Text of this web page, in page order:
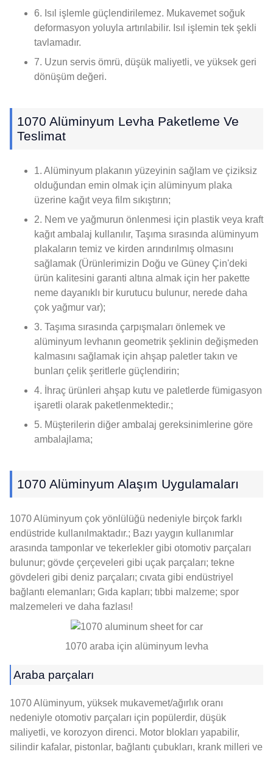
6. Isıl işlemle güçlendirilemez. Mukavemet soğuk
deformasyon yoluyla artırılabilir. Isıl işlemin tek şekli
tavlamadır.
7. Uzun servis ömrü, düşük maliyetli, ve yüksek geri
dönüşüm değeri.
1070 Alüminyum Levha Paketleme Ve
Teslimat
1. Alüminyum plakanın yüzeyinin sağlam ve çiziksiz
olduğundan emin olmak için alüminyum plaka
üzerine kağıt veya film sıkıştırın;
2. Nem ve yağmurun önlenmesi için plastik veya kraft
kağıt ambalaj kullanılır, Taşıma sırasında alüminyum
plakaların temiz ve kirden arındırılmış olmasını
sağlamak (Ürünlerimizin Doğu ve Güney Çin'deki
ürün kalitesini garanti altına almak için her pakette
neme dayanıklı bir kurutucu bulunur, nerede daha
çok yağmur var);
3. Taşıma sırasında çarpışmaları önlemek ve
alüminyum levhanın geometrik şeklinin değişmeden
kalmasını sağlamak için ahşap paletler takın ve
bunları çelik şeritlerle güçlendirin;
4. İhraç ürünleri ahşap kutu ve paletlerde fümigasyon
işaretli olarak paketlenmektedir.;
5. Müşterilerin diğer ambalaj gereksinimlerine göre
ambalajlama;
1070 Alüminyum Alaşım Uygulamaları
1070 Alüminyum çok yönlülüğü nedeniyle birçok farklı
endüstride kullanılmaktadır.; Bazı yaygın kullanımlar
arasında tamponlar ve tekerlekler gibi otomotiv parçaları
bulunur; gövde çerçeveleri gibi uçak parçaları; tekne
gövdeleri gibi deniz parçaları; cıvata gibi endüstriyel
bağlantı elemanları; Gıda kapları; tıbbi malzeme; spor
malzemeleri ve daha fazlası!
1070 araba için alüminyum levha
Araba parçaları
1070 Alüminyum, yüksek mukavemet/ağırlık oranı
nedeniyle otomotiv parçaları için popülerdir, düşük
maliyetli, ve korozyon direnci. Motor blokları yapabilir,
silindir kafalar, pistonlar, bağlantı çubukları, krank milleri ve